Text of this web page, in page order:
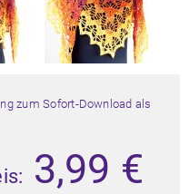
zum Sofort-Download als
3,99 €